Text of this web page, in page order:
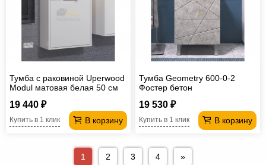
Тумба с раковиной Uperwood
Modul матовая белая 50 см
19 440 ₽
В корзину
Купить в 1 клик
Тумба Geometry 600-0-2
Фостер бетон
19 530 ₽
В корзину
Купить в 1 клик
1 2 3 4 »